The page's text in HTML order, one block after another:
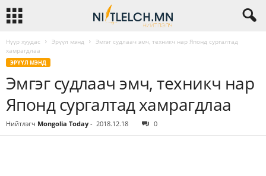
Нүүр хуудас Эрүүл мэнд
Эмгэг судлаач эмч, техникч нар Японд сургалтад
хамрагдлаа
ЭРҮҮЛ МЭНД
Эмгэг судлаач эмч, техникч нар
Японд сургалтад хамрагдлаа
Нийтлэгч Mongolia Today - 2018.12.18 0